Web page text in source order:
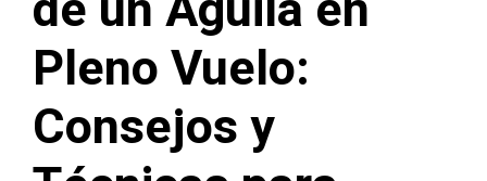
Pleno Vuelo:
Consejos y